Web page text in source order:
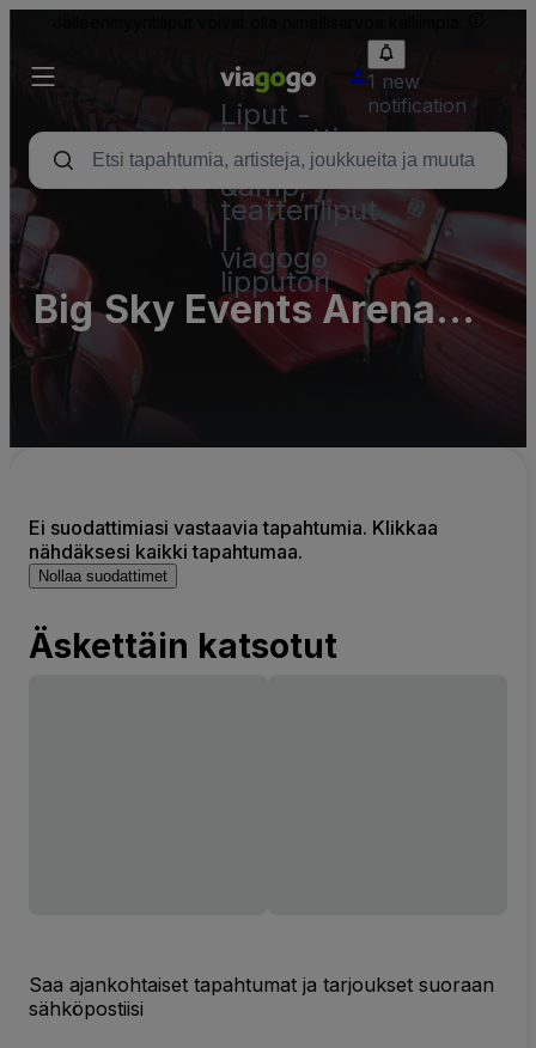
Liput -
konsertti,
urheilu
&amp;
teatteriliput
viagogo
lipputori
1 new
notification
Big Sky Events Arena
Parking Lots (InActive)
Ei suodattimiasi vastaavia tapahtumia. Klikkaa
nähdäksesi kaikki tapahtumaa.
Nollaa suodattimet
Äskettäin katsotut
Saa ajankohtaiset tapahtumat ja tarjoukset suoraan
sähköpostiisi